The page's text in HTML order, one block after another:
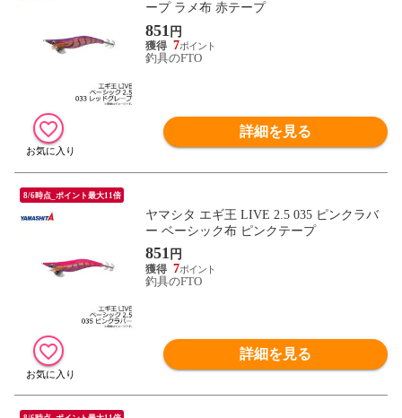
ープ ラメ布 赤テープ
851 円
7
釣具のFTO
詳細を見る
8/6時点_ポイント最大11倍
ヤマシタ エギ王 LIVE 2.5 035 ピンクラバ
ー ベーシック布 ピンクテープ
851 円
7
釣具のFTO
詳細を見る